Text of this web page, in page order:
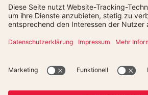
© Bamberger Basketball
Presse
Datenschutz
Newsletter
Cookies